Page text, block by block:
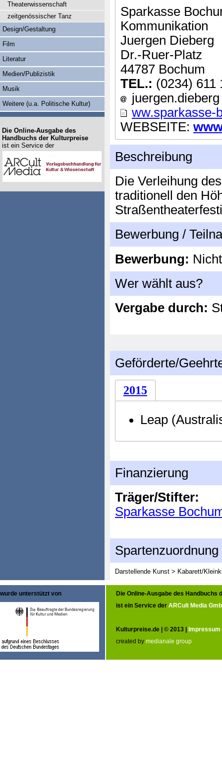
Sparkasse
Kommunikation
Juergen Dieberg
Dr.-Ruer-Platz
44787 Bochum
TEL.: (0234) 611
ww.sparkasse-
WEBSEITE:
Beschreibung
Die Verleihung
traditionell den
Bewerbung /
Bewerbung:
Wer wählt aus?
Vergabe durch:
Geförderte/
2015
Leap
Finanzierung
Träger/Stifter:
Sparkasse
Spartenzuordnung
Darstellende Kunst > Kabarett/
Theaterwissenschaft
zeitgenössischer Tanz
Design/Gestaltung
Film
Literatur
Medien/Publizistik
Musik
Weitere (u.a. Politische Kultur)
Die Online-Ausgabe des
Handbuchs der Kulturpreise
ist ein Service der
wurde unterstützt von
Die Online-Ausgabe des Handbuchs
ist ein Service der ARCult Media
Kulturpreise.de | © 2013 | Impressum
created by medianale group